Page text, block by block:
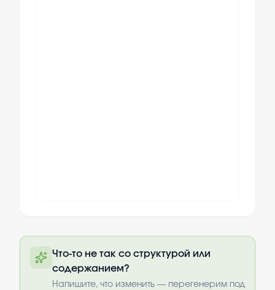
оплаты
Что-то не так со структурой или
содержанием?
Напишите, что изменить — перегенерим под